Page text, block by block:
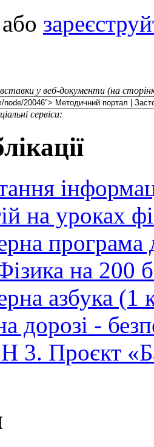
або
у веб-документи (на
сервіси:
на уроках
програма
на 200
азбука (1
дорозі -
3. Проєкт